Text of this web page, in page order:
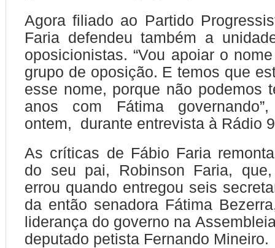
Agora filiado ao Partido
Faria defendeu também a
oposicionistas. “Vou apoiar o
grupo de oposição. E temos que
esse nome, porque não podemos
anos com Fátima
ontem, durante entrevista à Rádio
As críticas de Fábio Faria
do seu pai, Robinson Faria,
errou quando entregou seis
da então senadora Fátima
liderança do governo na
deputado petista Fernando Mineiro.